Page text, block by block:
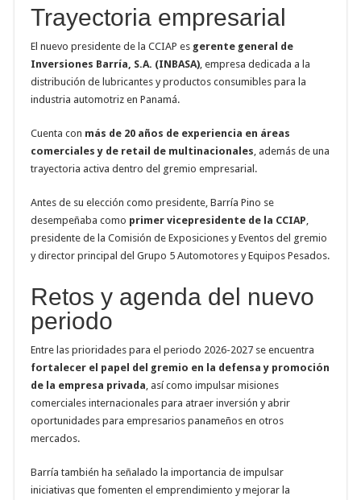
Trayectoria empresarial
El nuevo presidente de la CCIAP es gerente general de
Inversiones Barría, S.A. (INBASA) , empresa dedicada a la
distribución de lubricantes y productos consumibles para la
industria automotriz en Panamá.
Cuenta con más de 20 años de experiencia en áreas
comerciales y de retail de multinacionales , además de una
trayectoria activa dentro del gremio empresarial.
Antes de su elección como presidente, Barría Pino se
desempeñaba como primer vicepresidente de la CCIAP
presidente de la Comisión de Exposiciones y Eventos del gremio
y director principal del Grupo 5 Automotores y Equipos Pesados.
Retos y agenda del nuevo
periodo
Entre las prioridades para el periodo 2026-2027 se encuentra
fortalecer el papel del gremio en la defensa y promoción
de la empresa privada , así como impulsar misiones
comerciales internacionales para atraer inversión y abrir
oportunidades para empresarios panameños en otros
mercados.
Barría también ha señalado la importancia de impulsar
iniciativas que fomenten el emprendimiento y mejorar la